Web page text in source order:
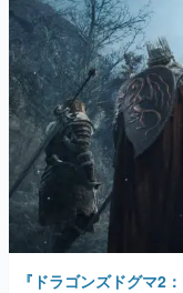
『ドラゴンズドグマ2